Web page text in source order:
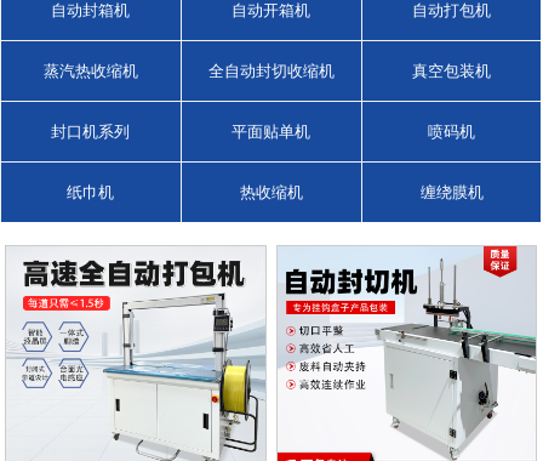
自动封箱机 自动开箱机 自动打包机
蒸汽热收缩机 全自动封切收缩机 真空包装机
封口机系列 平面贴单机 喷码机
纸巾机 热收缩机 缠绕膜机